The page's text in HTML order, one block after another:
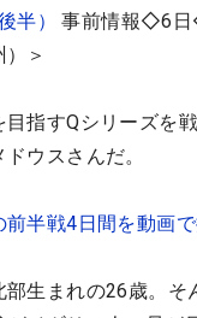
半）
事前情報◇6日
＞
指すQシリーズを
ウスさんだ。
半戦4日間を動画で
生まれの26歳。